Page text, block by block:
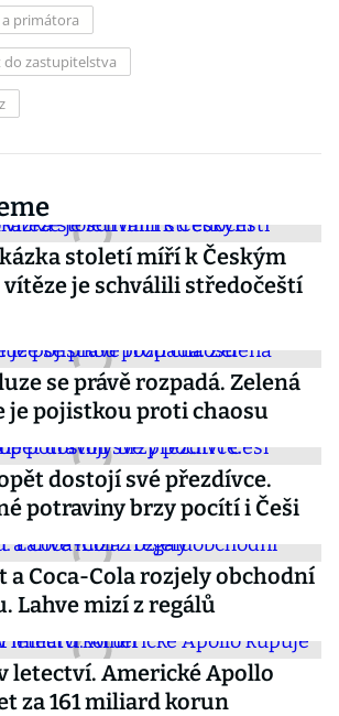
primátora
do zastupitelstva
století míří k Českým
vítěze je schválili středočeští
se právě rozpadá. Zelená
je pojistkou proti chaosu
dostojí své přezdívce.
potraviny brzy pocítí i Češi
a Coca-Cola rozjely obchodní
Lahve mizí z regálů
letectví. Americké Apollo
za 161 miliard korun